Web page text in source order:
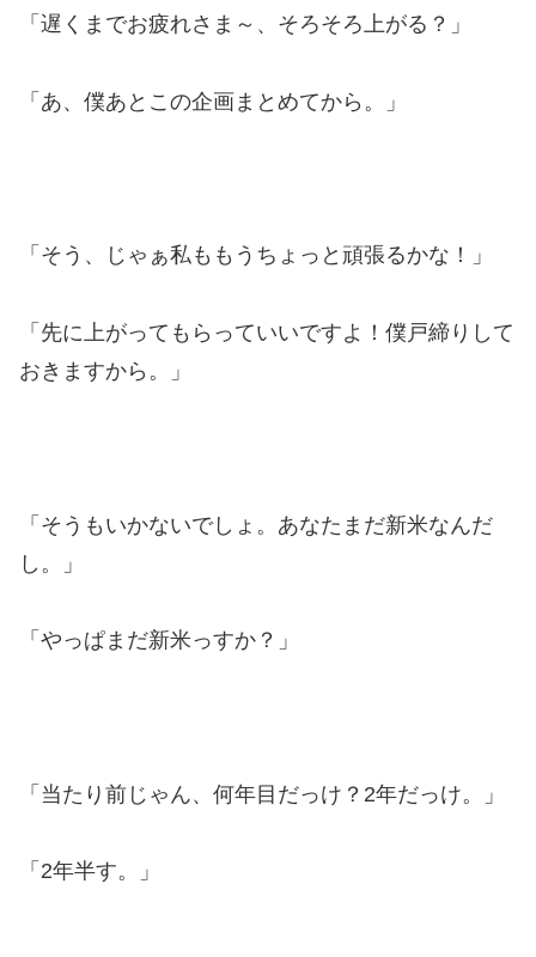
「遅くまでお疲れさま～、そろそろ上がる？」
「あ、僕あとこの企画まとめてから。」
「そう、じゃぁ私ももうちょっと頑張るかな！」
「先に上がってもらっていいですよ！僕戸締りして
おきますから。」
「そうもいかないでしょ。あなたまだ新米なんだ
し。」
「やっぱまだ新米っすか？」
「当たり前じゃん、何年目だっけ？2年だっけ。」
「2年半す。」